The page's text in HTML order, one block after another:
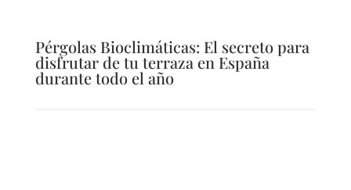
Pérgolas Bioclimáticas: El secreto para
disfrutar de tu terraza en España
durante todo el año